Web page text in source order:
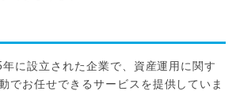
に設立された企業で、資産運用に関す
でお任せできるサービスを提供していま